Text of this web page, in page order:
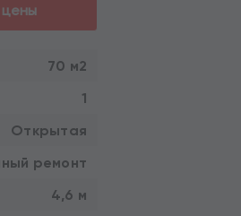
цены
70 м2
1
Открытая
ремонт
4,6 м